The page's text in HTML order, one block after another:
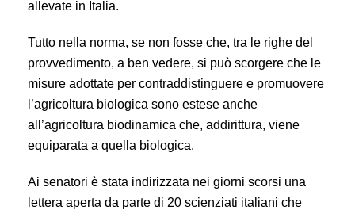
allevate in Italia.
Tutto nella norma, se non fosse che, tra le righe del
provvedimento, a ben vedere, si può scorgere che le
misure adottate per contraddistinguere e promuovere
l’agricoltura biologica sono estese anche
all’agricoltura biodinamica che, addirittura, viene
equiparata a quella biologica.
Ai senatori è stata indirizzata nei giorni scorsi una
lettera aperta da parte di 20 scienziati italiani che